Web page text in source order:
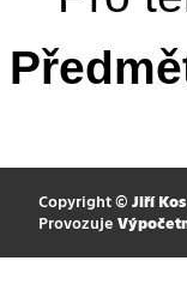
Copyright © Jiří
Provozuje